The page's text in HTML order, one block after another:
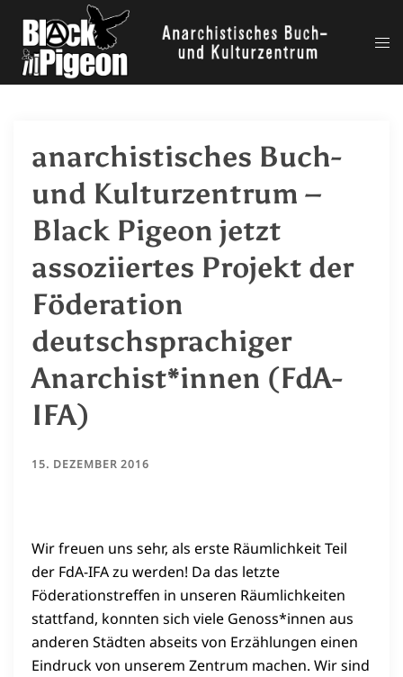
Inhalt
springen
anarchistisches Buch-
und Kulturzentrum –
Black Pigeon jetzt
assoziiertes Projekt der
Föderation
deutschsprachiger
Anarchist*innen (FdA-
IFA)
15. DEZEMBER 2016
Wir freuen uns sehr, als erste Räumlichkeit Teil
der FdA-IFA zu werden! Da das letzte
Föderationstreffen in unseren Räumlichkeiten
stattfand, konnten sich viele Genoss*innen aus
anderen Städten abseits von Erzählungen einen
Eindruck von unserem Zentrum machen. Wir sind